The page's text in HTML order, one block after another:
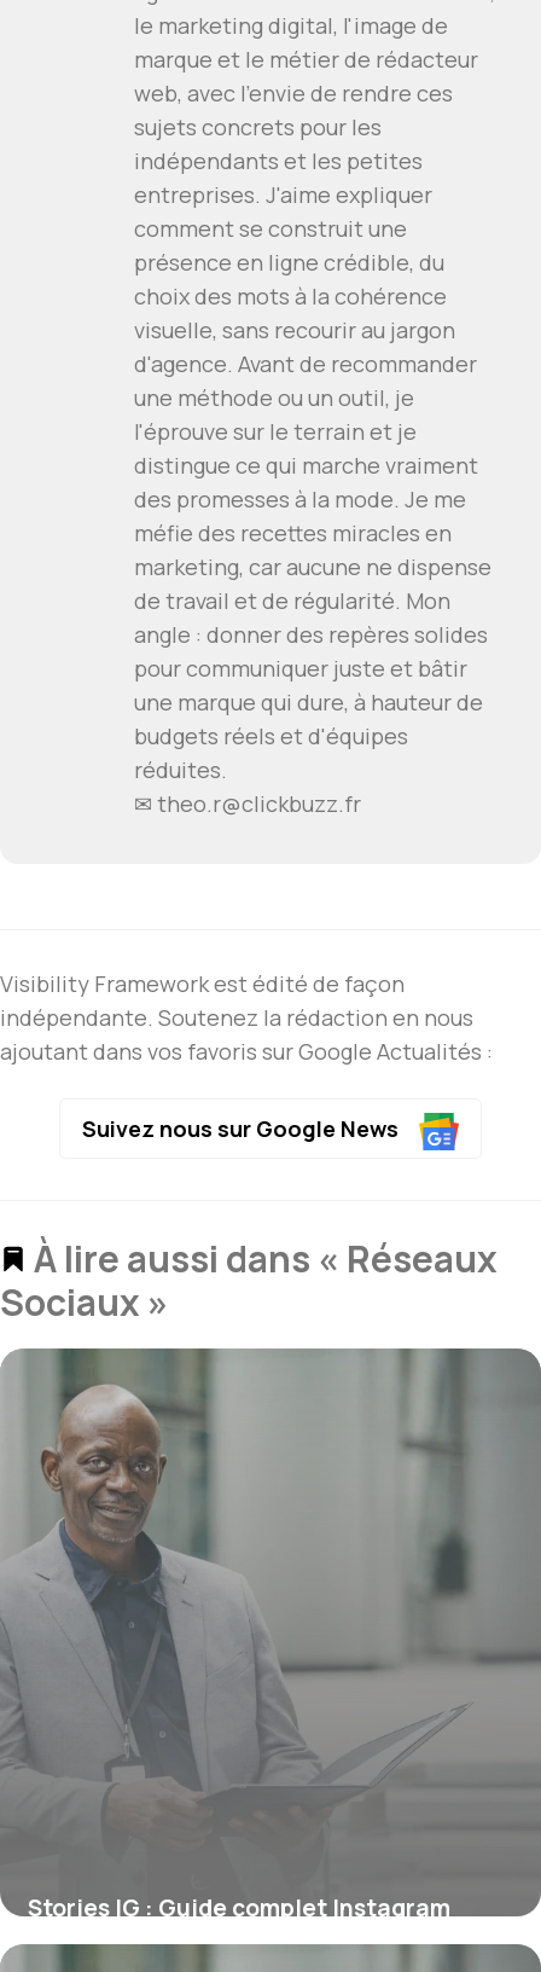
le marketing digital, l'image de
marque et le métier de rédacteur
web, avec l'envie de rendre ces
sujets concrets pour les
indépendants et les petites
entreprises. J'aime expliquer
comment se construit une
présence en ligne crédible, du
choix des mots à la cohérence
visuelle, sans recourir au jargon
d'agence. Avant de recommander
une méthode ou un outil, je
l'éprouve sur le terrain et je
distingue ce qui marche vraiment
des promesses à la mode. Je me
méfie des recettes miracles en
marketing, car aucune ne dispense
de travail et de régularité. Mon
angle : donner des repères solides
pour communiquer juste et bâtir
une marque qui dure, à hauteur de
budgets réels et d'équipes
réduites.
✉ theo.r@clickbuzz.fr
Visibility Framework est édité de façon
indépendante. Soutenez la rédaction en nous
ajoutant dans vos favoris sur Google Actualités :
Suivez nous sur Google News
À lire aussi dans « Réseaux
Sociaux »
Stories IG : Guide complet Instagram
Stories 2026